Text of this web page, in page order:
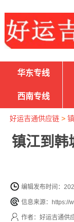
华东专线
西南专线
好运吉通供应链>
镇江到韩
编辑发布时间：
信息来源：https://
作者：好运吉通供